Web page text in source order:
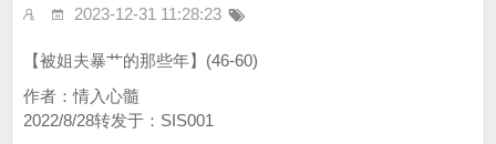
2023-12-31 11:28:23
【被姐夫暴艹的那些年】(46-60)
作者：情入心髓
2022/8/28转发于：SIS001